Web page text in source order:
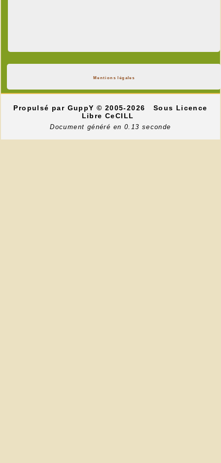
Mentions légales
Propulsé par GuppY© 2005-2026
Sous Licence
Libre CeCILL
Document généré en 0.13 seconde